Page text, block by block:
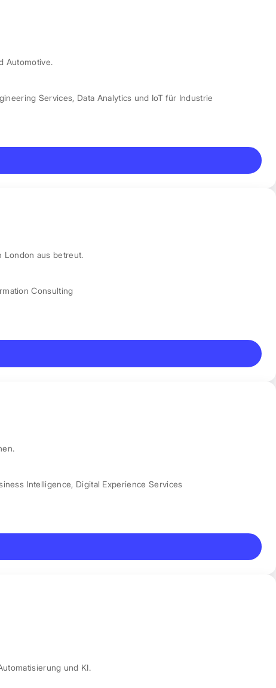
Automotive.
Services, Data Analytics und IoT für Industrie
London aus betreut.
Consulting
Intelligence, Digital Experience Services
und KI.